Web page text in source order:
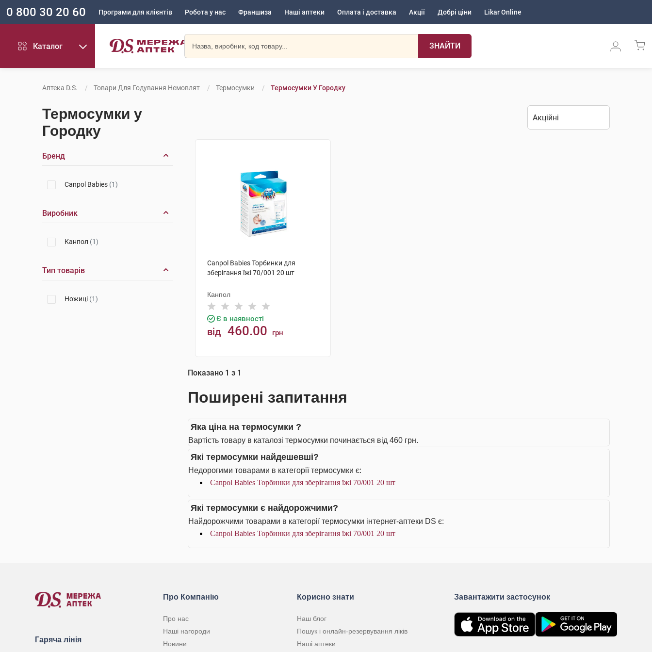
0 800 30 20 60 Програми для клієнтів Робота у нас Франшиза Наші аптеки Оплата і доставка Акції Добрі ціни Likar Online
Каталог ЗНАЙТИ
Аптека D.S. Товари Для Годування Немовлят Термосумки Термосумки У Городку
Термосумки у
Городку
Бренд
Canpol Babies (1)
Виробник
Канпол (1)
Тип товарів
Ножиці (1)
Canpol Babies Торбинки для
зберігання їжі 70/001 20 шт
Канпол
Є в наявності
від 460.00 грн
Показано 1 з 1
Поширені запитання
Яка ціна на термосумки ?
Вартість товару в каталозі термосумки починається від 460 грн.
Які термосумки найдешевші?
Недорогими товарами в категорії термосумки є:
Canpol Babies Торбинки для зберігання їжі 70/001 20 шт
Які термосумки є найдорожчими?
Найдорожчими товарами в категорії термосумки інтернет-аптеки DS є:
Canpol Babies Торбинки для зберігання їжі 70/001 20 шт
Гаряча лінія
Про Компанію
Про нас
Наші нагороди
Новини
Корисно знати
Наш блог
Пошук і онлайн-резервування ліків
Наші аптеки
Завантажити застосунок